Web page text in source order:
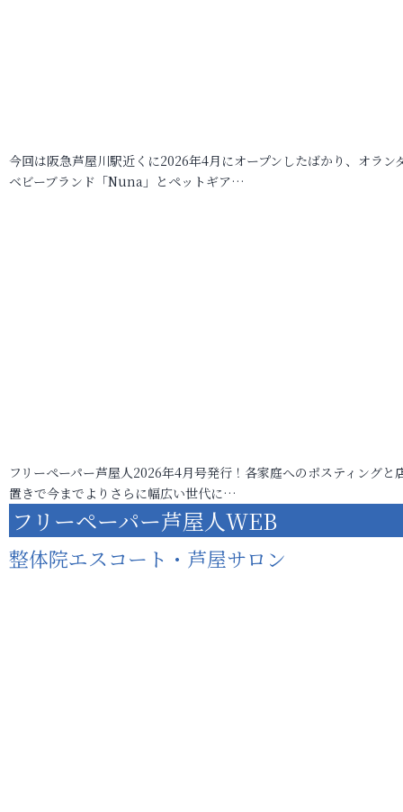
今回は阪急芦屋川駅近くに2026年4月にオープンしたばかり、オラン
ベビーブランド「Nuna」とペットギア…
フリーペーパー芦屋人2026年4月号発行！各家庭へのポスティングと
置きで今までよりさらに幅広い世代に…
フリーペーパー芦屋人WEB
整体院エスコート・芦屋サロン